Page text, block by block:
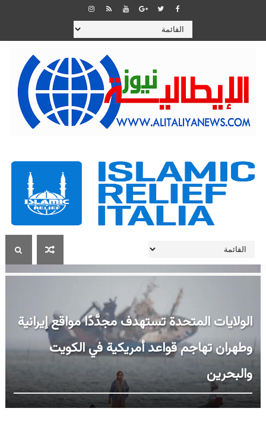
الولايات المتحدة تستهدف مجدَّدًا مواقع إيرانية
وطهران تهاجم قواعد أمريكية في الكويت
والبحرين